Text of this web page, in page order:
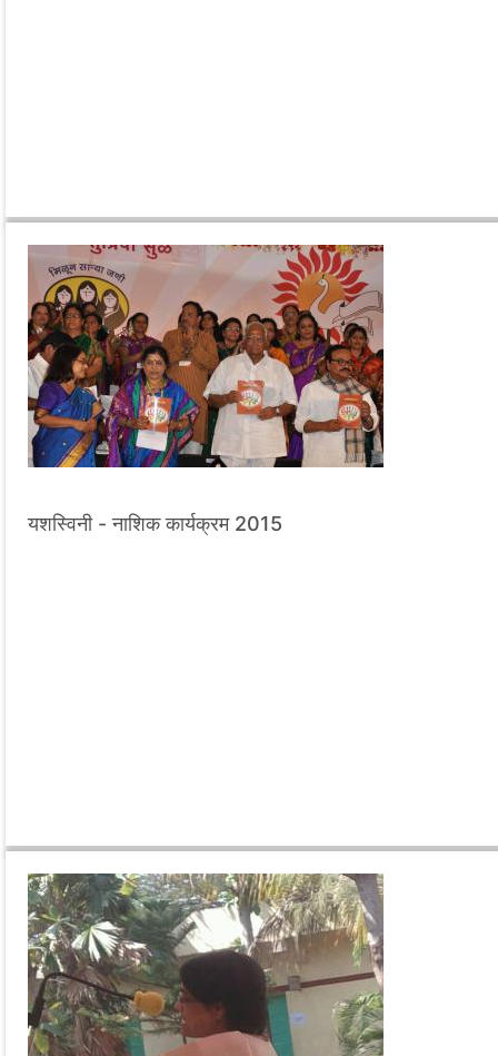
यशस्विनी - नाशिक कार्यक्रम 2015